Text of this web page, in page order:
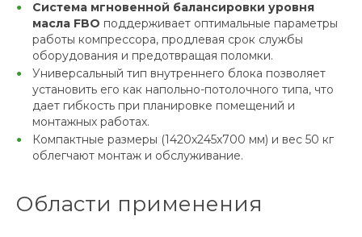
Система мгновенной балансировки уровня
масла FBO поддерживает оптимальные параметры
работы компрессора, продлевая срок службы
оборудования и предотвращая поломки.
Универсальный тип внутреннего блока позволяет
установить его как напольно-потолочного типа, что
дает гибкость при планировке помещений и
монтажных работах.
Компактные размеры (1420х245х700 мм) и вес 50 кг
облегчают монтаж и обслуживание.
Области применения